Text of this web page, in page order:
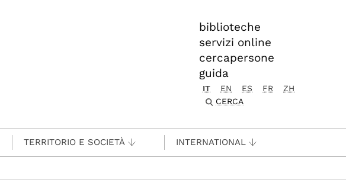
biblioteche
servizi online
cercapersone
guida
IT EN ES FR
ZH
CERCA
TERRITORIO E SOCIETÀ INTERNATIONAL